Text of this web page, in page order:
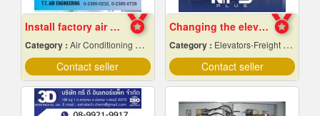
Install factory air conditioning system
Category : Air Conditioning Contractors
Contact seller
Changing the elevator sling.
Category : Elevators-Freight & Passenger
Contact seller